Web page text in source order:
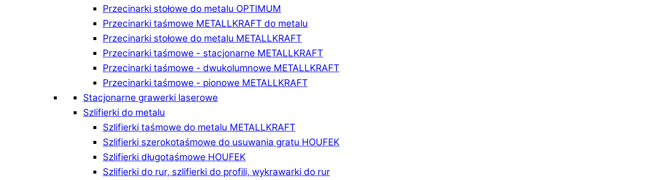
Przecinarki stołowe do metalu OPTIMUM
Przecinarki taśmowe METALLKRAFT do metalu
Przecinarki stołowe do metalu METALLKRAFT
Przecinarki taśmowe - stacjonarne METALLKRAFT
Przecinarki taśmowe - dwukolumnowe METALLKRAFT
Przecinarki taśmowe - pionowe METALLKRAFT
Stacjonarne grawerki laserowe
Szlifierki do metalu
Szlifierki taśmowe do metalu METALLKRAFT
Szlifierki szerokotaśmowe do usuwania gratu HOUFEK
Szlifierki długotaśmowe HOUFEK
Szlifierki do rur, szlifierki do profili, wykrawarki do rur